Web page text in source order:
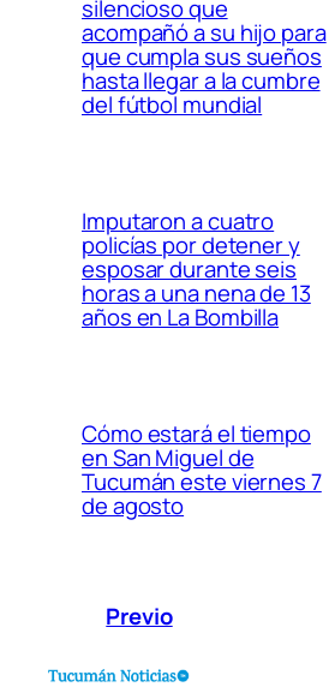
silencioso que
acompañó a su hijo para
que cumpla sus sueños
hasta llegar a la cumbre
del fútbol mundial
Imputaron a cuatro
policías por detener y
esposar durante seis
horas a una nena de 13
años en La Bombilla
Cómo estará el tiempo
en San Miguel de
Tucumán este viernes 7
de agosto
Previo